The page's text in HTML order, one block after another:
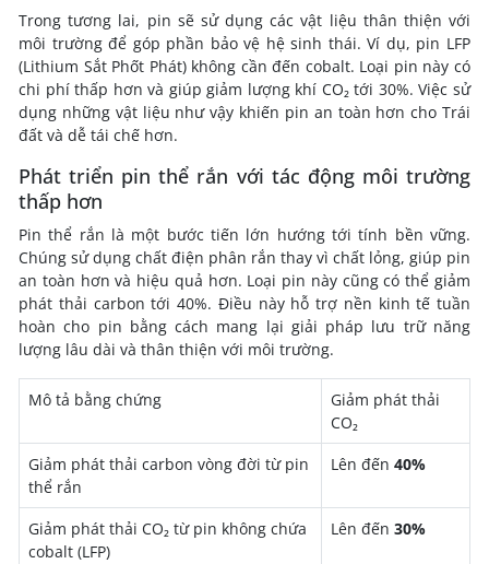
Trong tương lai, pin sẽ sử dụng các vật liệu thân thiện với
môi trường để góp phần bảo vệ hệ sinh thái. Ví dụ, pin LFP
(Lithium Sắt Phốt Phát) không cần đến cobalt. Loại pin này có
chi phí thấp hơn và giúp giảm lượng khí CO₂ tới 30%. Việc sử
dụng những vật liệu như vậy khiến pin an toàn hơn cho Trái
đất và dễ tái chế hơn.
Phát triển pin thể rắn với tác động môi trường
thấp hơn
Pin thể rắn là một bước tiến lớn hướng tới tính bền vững.
Chúng sử dụng chất điện phân rắn thay vì chất lỏng, giúp pin
an toàn hơn và hiệu quả hơn. Loại pin này cũng có thể giảm
phát thải carbon tới 40%. Điều này hỗ trợ nền kinh tế tuần
hoàn cho pin bằng cách mang lại giải pháp lưu trữ năng
lượng lâu dài và thân thiện với môi trường.
Mô tả bằng chứng
Giảm phát thải
CO₂
Giảm phát thải carbon vòng đời từ pin
thể rắn
Lên đến 40%
Giảm phát thải CO₂ từ pin không chứa
cobalt (LFP)
Lên đến 30%